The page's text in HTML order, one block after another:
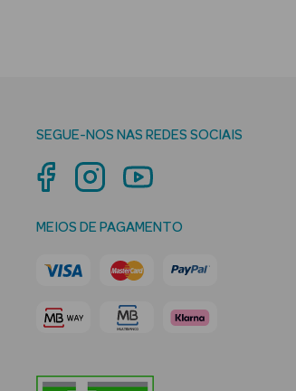
SEGUE-NOS NAS REDES SOCIAIS
MEIOS DE PAGAMENTO